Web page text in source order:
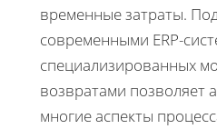
временные затраты.
современными ERP-
специализированных
возвратами позволяет
многие аспекты